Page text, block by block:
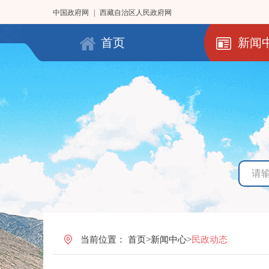
中国政府网 西藏自治区人民政府网
首页 新闻
当前位置： 首页>新闻中心>民政动态